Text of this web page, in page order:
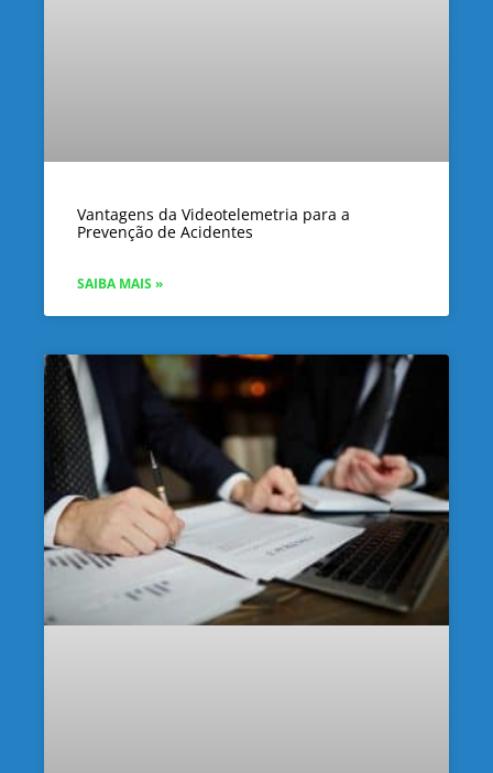
Vantagens da Videotelemetria para a
Prevenção de Acidentes
SAIBA MAIS »